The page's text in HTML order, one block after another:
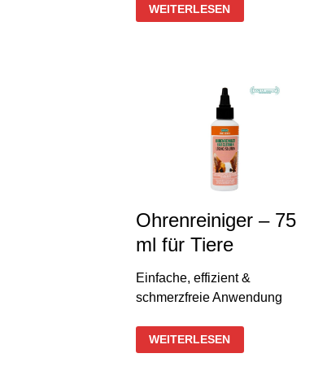
ZECKENSCHUTZ
FUTTERERGÄNZUNGSMITTEL
WEITERLESEN
Ohrenreiniger – 75
ml für Tiere
Einfache, effizient &
schmerzfreie Anwendung
OHRENREINIGER
–
75
WEITERLESEN